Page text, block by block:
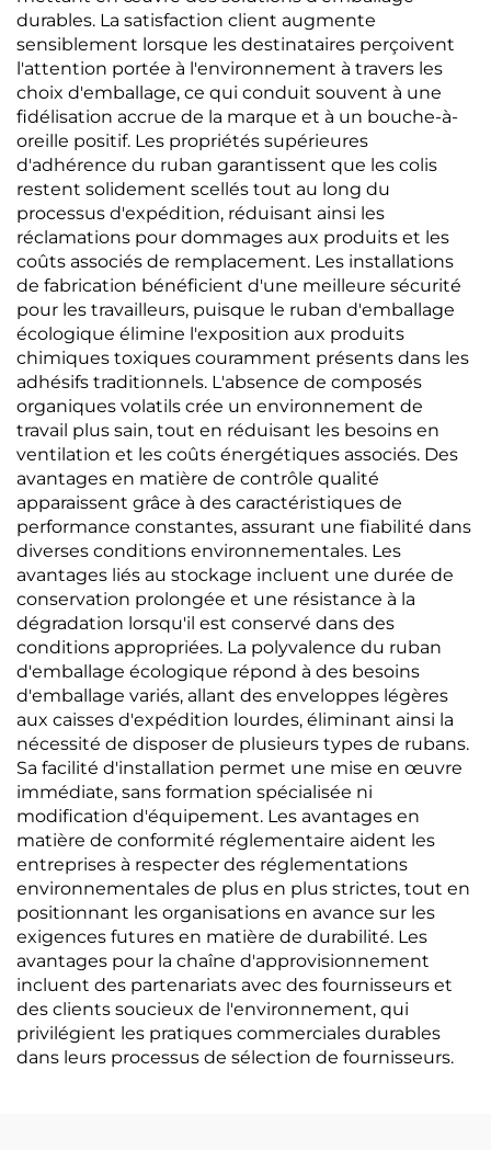
durables. La satisfaction client augmente
sensiblement lorsque les destinataires perçoivent
l'attention portée à l'environnement à travers les
choix d'emballage, ce qui conduit souvent à une
fidélisation accrue de la marque et à un bouche-à-
oreille positif. Les propriétés supérieures
d'adhérence du ruban garantissent que les colis
restent solidement scellés tout au long du
processus d'expédition, réduisant ainsi les
réclamations pour dommages aux produits et les
coûts associés de remplacement. Les installations
de fabrication bénéficient d'une meilleure sécurité
pour les travailleurs, puisque le ruban d'emballage
écologique élimine l'exposition aux produits
chimiques toxiques couramment présents dans les
adhésifs traditionnels. L'absence de composés
organiques volatils crée un environnement de
travail plus sain, tout en réduisant les besoins en
ventilation et les coûts énergétiques associés. Des
avantages en matière de contrôle qualité
apparaissent grâce à des caractéristiques de
performance constantes, assurant une fiabilité dans
diverses conditions environnementales. Les
avantages liés au stockage incluent une durée de
conservation prolongée et une résistance à la
dégradation lorsqu'il est conservé dans des
conditions appropriées. La polyvalence du ruban
d'emballage écologique répond à des besoins
d'emballage variés, allant des enveloppes légères
aux caisses d'expédition lourdes, éliminant ainsi la
nécessité de disposer de plusieurs types de rubans.
Sa facilité d'installation permet une mise en œuvre
immédiate, sans formation spécialisée ni
modification d'équipement. Les avantages en
matière de conformité réglementaire aident les
entreprises à respecter des réglementations
environnementales de plus en plus strictes, tout en
positionnant les organisations en avance sur les
exigences futures en matière de durabilité. Les
avantages pour la chaîne d'approvisionnement
incluent des partenariats avec des fournisseurs et
des clients soucieux de l'environnement, qui
privilégient les pratiques commerciales durables
dans leurs processus de sélection de fournisseurs.